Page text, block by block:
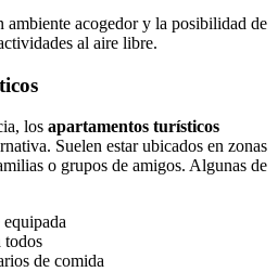
ambiente acogedor y la posibilidad de
al aire libre.
los apartamentos turísticos
Suelen estar ubicados en zonas
o grupos de amigos. Algunas de
todos
de comida